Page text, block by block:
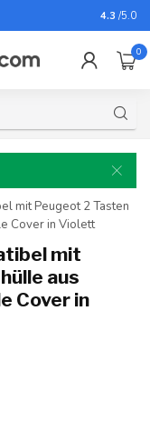
Für fast
4.3 /5.0
0
mit Peugeot 2 Tasten
Cover in Violett
mit
aus
Cover in